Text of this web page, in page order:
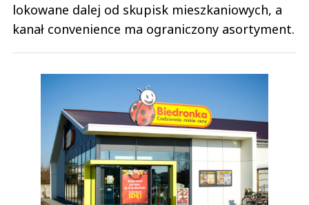
lokowane dalej od skupisk mieszkaniowych, a
kanał convenience ma ograniczony asortyment.